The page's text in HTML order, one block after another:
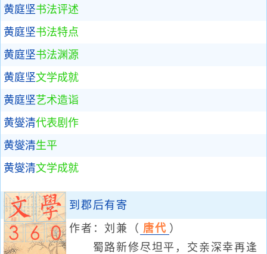
黄庭坚书法评述
黄庭坚书法特点
黄庭坚书法渊源
黄庭坚文学成就
黄庭坚艺术造诣
黄燮清代表剧作
黄燮清生平
黄燮清文学成就
到郡后有寄
作者：刘兼 （ 唐代 ）
蜀路新修尽坦平，交亲深幸再逢